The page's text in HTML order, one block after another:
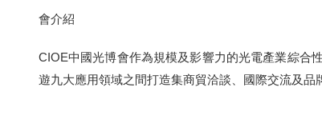
會介紹
CIOE中國光博會作為規模及影響力的光電產業綜合
遊九大應用領域之間打造集商貿洽談、國際交流及品